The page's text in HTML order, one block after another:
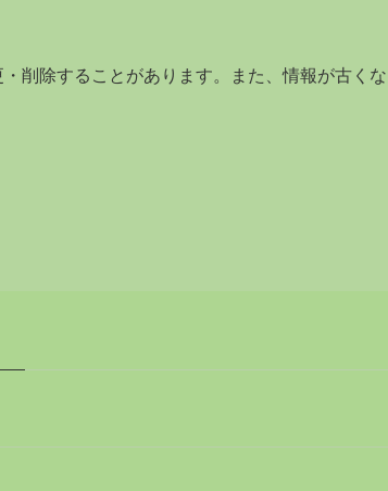
削除することがあります。また、情報が古くな